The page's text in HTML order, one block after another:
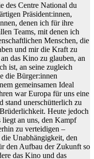
des Centre National du
Präsident:innen,
denen ich für ihre
Teams, mit denen ich
Menschen, die
und mir die Kraft zu
das Kino zu glauben, an
ist, an seine zugleich
die Bürger:innen
gemeinsamen Ideal
war Europa für uns eine
stand unerschütterlich zu
Heute jedoch
liegt an uns, den Kampf
zu verteidigen –
Unabhängigkeit, den
den Aufbau der Zukunft so
das Kino und das